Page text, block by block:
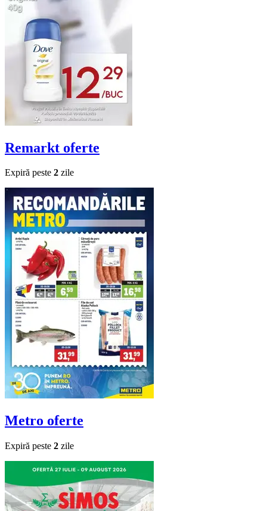
Remarkt oferte
Expiră peste 2 zile
Metro oferte
Expiră peste 2 zile